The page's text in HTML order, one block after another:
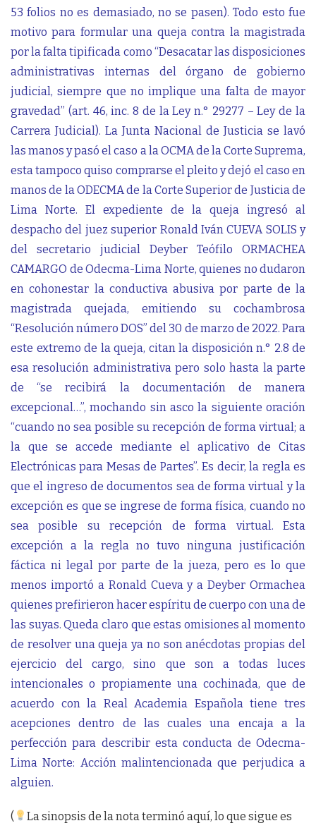
53 folios no es demasiado, no se pasen). Todo esto fue
motivo para formular una queja contra la magistrada
por la falta tipificada como “Desacatar las disposiciones
administrativas internas del órgano de gobierno
judicial, siempre que no implique una falta de mayor
gravedad” (art. 46, inc. 8 de la Ley n.° 29277 – Ley de la
Carrera Judicial). La Junta Nacional de Justicia se lavó
las manos y pasó el caso a la OCMA de la Corte Suprema,
esta tampoco quiso comprarse el pleito y dejó el caso en
manos de la ODECMA de la Corte Superior de Justicia de
Lima Norte. El expediente de la queja ingresó al
despacho del juez superior Ronald Iván CUEVA SOLIS y
del secretario judicial Deyber Teófilo ORMACHEA
CAMARGO de Odecma-Lima Norte, quienes no dudaron
en cohonestar la conductiva abusiva por parte de la
magistrada quejada, emitiendo su cochambrosa
“Resolución número DOS” del 30 de marzo de 2022. Para
este extremo de la queja, citan la disposición n.° 2.8 de
esa resolución administrativa pero solo hasta la parte
de “se recibirá la documentación de manera
excepcional…”, mochando sin asco la siguiente oración
“cuando no sea posible su recepción de forma virtual; a
la que se accede mediante el aplicativo de Citas
Electrónicas para Mesas de Partes”. Es decir, la regla es
que el ingreso de documentos sea de forma virtual y la
excepción es que se ingrese de forma física, cuando no
sea posible su recepción de forma virtual. Esta
excepción a la regla no tuvo ninguna justificación
fáctica ni legal por parte de la jueza, pero es lo que
menos importó a Ronald Cueva y a Deyber Ormachea
quienes prefirieron hacer espíritu de cuerpo con una de
las suyas. Queda claro que estas omisiones al momento
de resolver una queja ya no son anécdotas propias del
ejercicio del cargo, sino que son a todas luces
intencionales o propiamente una cochinada, que de
acuerdo con la Real Academia Española tiene tres
acepciones dentro de las cuales una encaja a la
perfección para describir esta conducta de Odecma-
Lima Norte: Acción malintencionada que perjudica a
alguien.
(
La sinopsis de la nota terminó aquí, lo que sigue es